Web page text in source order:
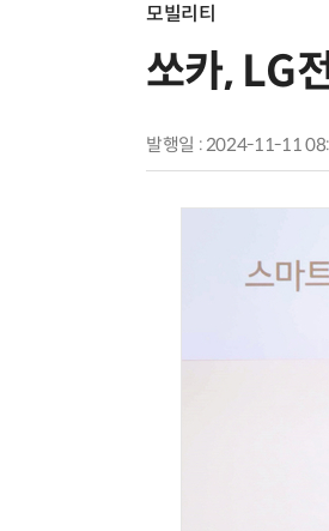
모빌리티
쏘카, LG
발행일 : 2024-11-11